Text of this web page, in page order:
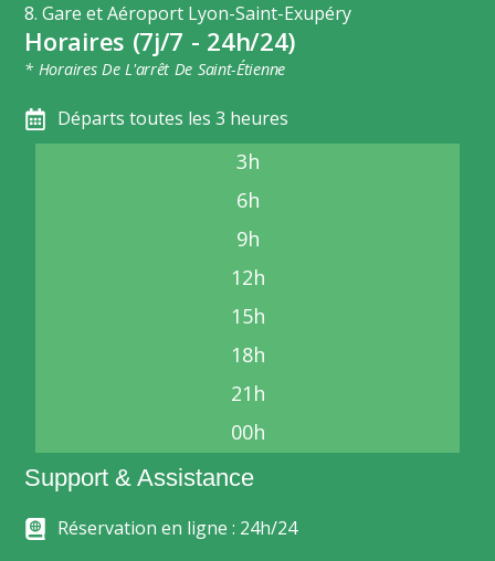
8. Gare et Aéroport Lyon-Saint-Exupéry
Horaires (7j/7 - 24h/24)
* Horaires De L'arrêt De Saint-Étienne
Départs toutes les 3 heures
3h
6h
9h
12h
15h
18h
21h
00h
Support & Assistance
Réservation en ligne : 24h/24